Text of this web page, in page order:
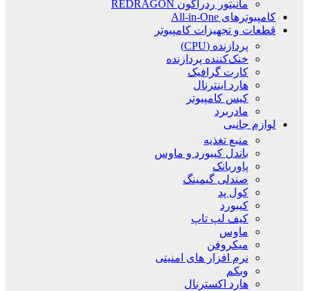
مانیتور ردراگون REDRAGON
کامپیوترهای All-in-One
قطعات و تجهیزات کامپیوتر
پردازنده (CPU)
خنک‌کننده پردازنده
کارت گرافیک
هارد اینترنال
کیس کامپیوتر
مادربرد
لوازم جانبی
منبع تغذیه
باندل کیبورد و ماوس
پاوربانک
صندلی گیمینگ
کول پد
کیبورد
کیف لپ تاپ
ماوس
میکروفن
نرم افزار های امنیتی
وبکم
هارد اکسترنال